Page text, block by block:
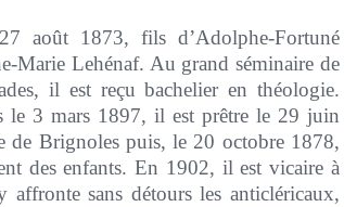
août 1873, fils d’Adolphe-Fortuné
Marie Lehénaf. Au grand séminaire de
il est reçu bachelier en théologie.
le 3 mars 1897, il est prêtre le 29 juin
de Brignoles puis, le 20 octobre 1878,
des enfants. En 1902, il est vicaire à
sans détours les anticléricaux,